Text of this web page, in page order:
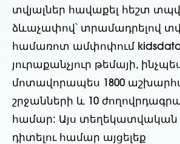
տվյալներ հավաքել հեշտ
ձևաչափով՝ տրամադրելով
համառոտ ամփոփում
յուրաքանչյուր թեմայի,
մոտավորապես 1800
շրջանների և 10
համար: Այս տեղեկատվական
դիտելու համար այցելեք